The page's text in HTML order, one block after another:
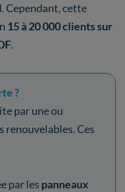
. Cependant, cette
15 à 20 000 clients sur
.
?
par une ou
renouvelables. Ces
par les panneaux